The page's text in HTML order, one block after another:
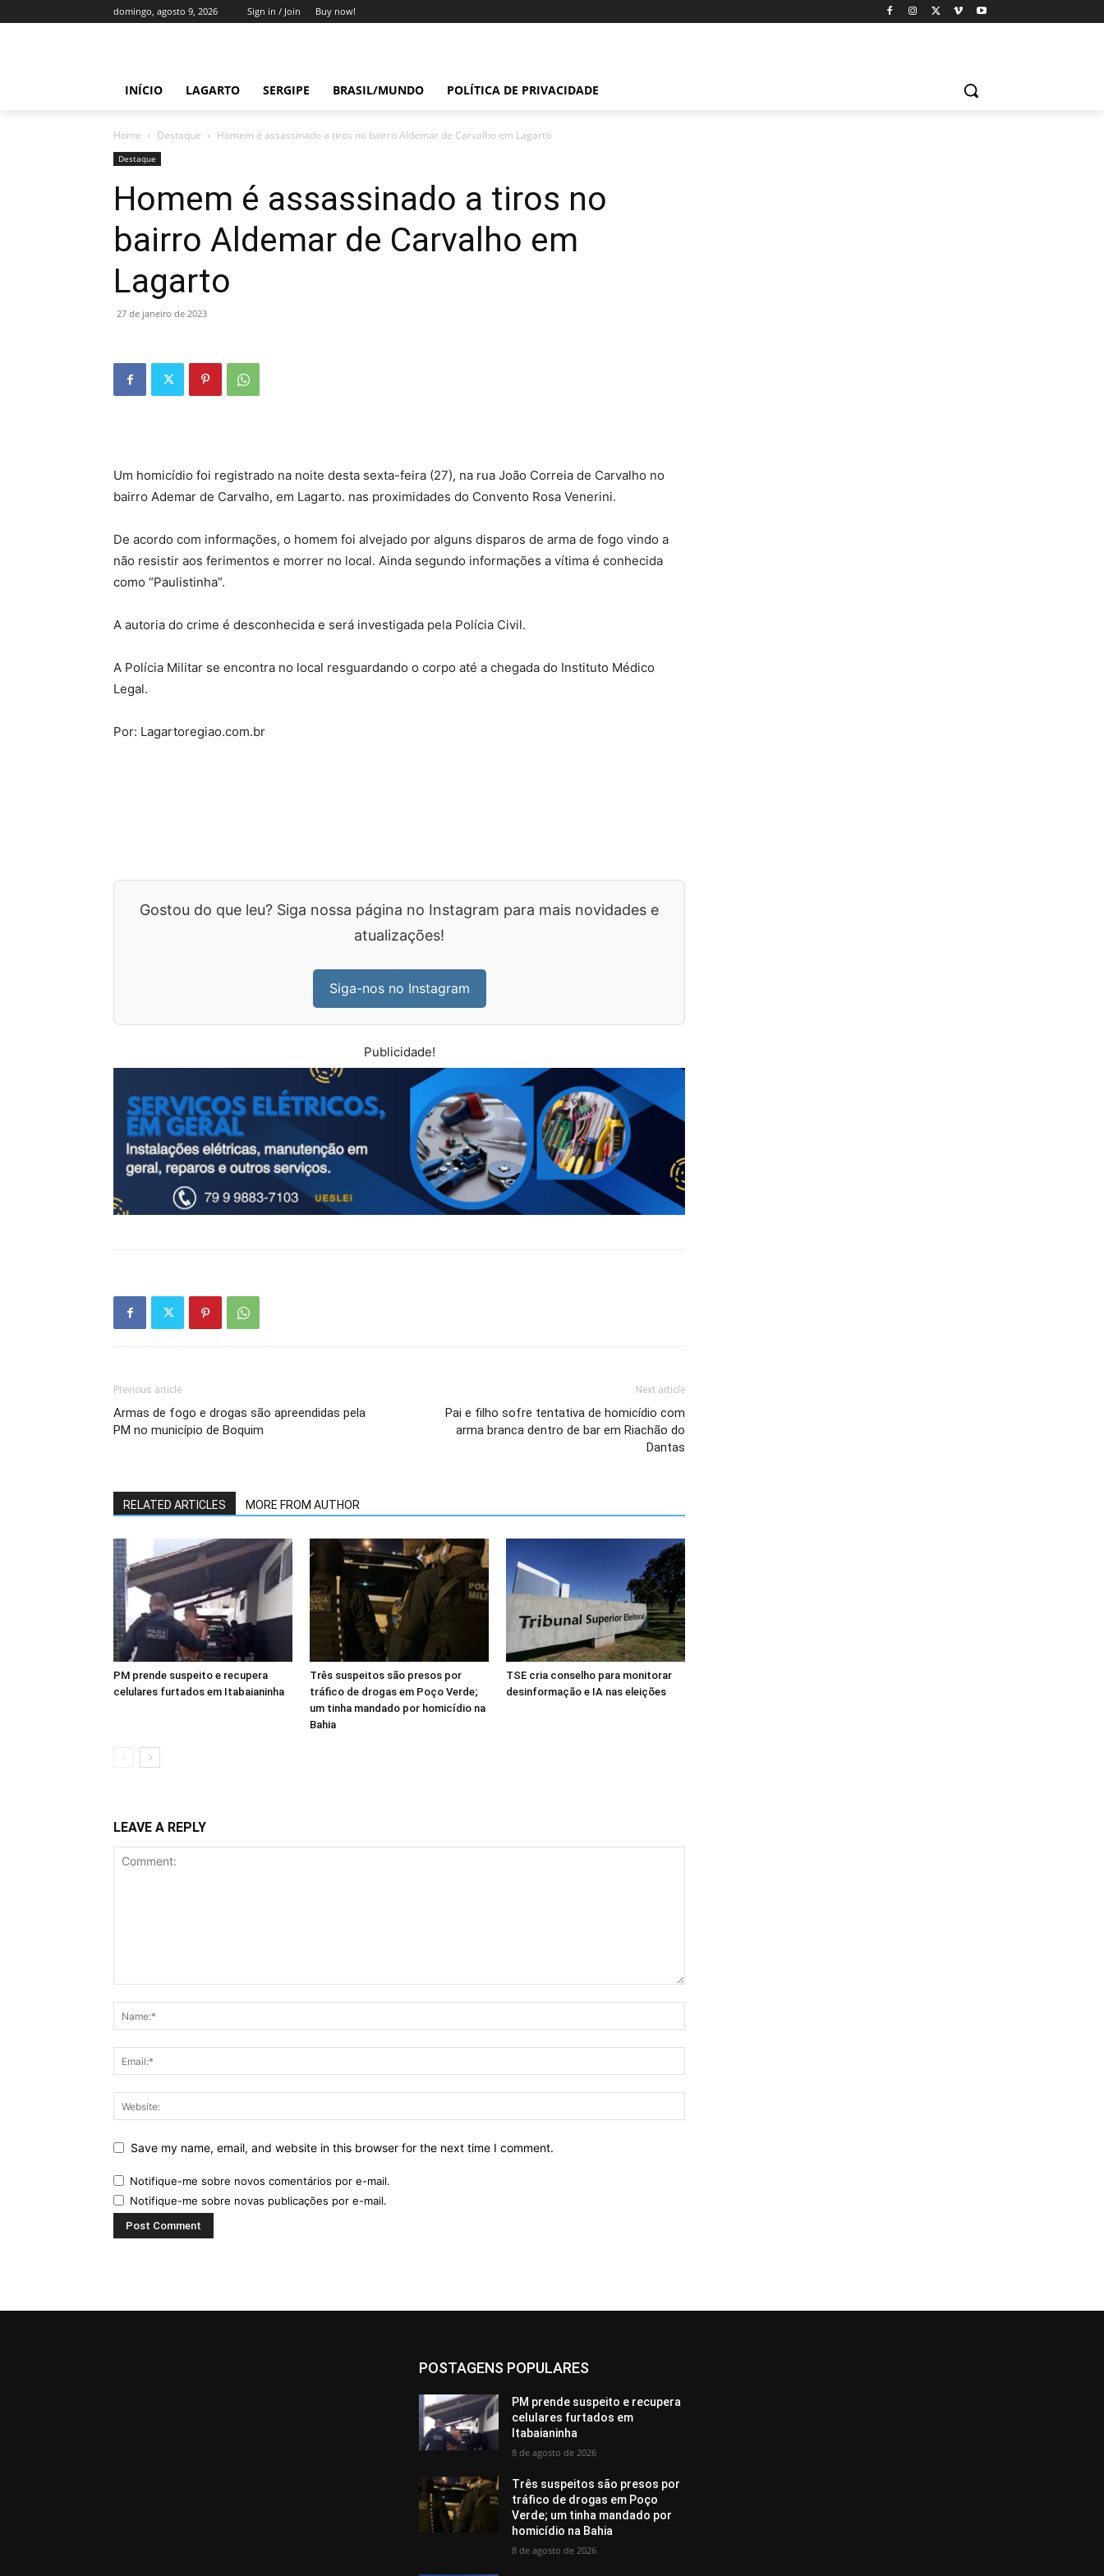
domingo, agosto 9, 2026 Sign in / Join Buy now!
INÍCIO LAGARTO SERGIPE BRASIL/MUNDO POLÍTICA DE PRIVACIDADE
Home Destaque Homem é assassinado a tiros no bairro Aldemar de Carvalho em Lagarto
Destaque
Homem é assassinado a tiros no
bairro Aldemar de Carvalho em
Lagarto
27 de janeiro de 2023
Um homicídio foi registrado na noite desta sexta-feira (27), na rua João Correia de Carvalho no
bairro Ademar de Carvalho, em Lagarto. nas proximidades do Convento Rosa Venerini.
De acordo com informações, o homem foi alvejado por alguns disparos de arma de fogo vindo a
não resistir aos ferimentos e morrer no local. Ainda segundo informações a vítima é conhecida
como “Paulistinha”.
A autoria do crime é desconhecida e será investigada pela Polícia Civil.
A Polícia Militar se encontra no local resguardando o corpo até a chegada do Instituto Médico
Legal.
Por: Lagartoregiao.com.br
Gostou do que leu? Siga nossa página no Instagram para mais novidades e
atualizações!
Siga-nos no Instagram
Publicidade!
Previous article
Armas de fogo e drogas são apreendidas pela
PM no município de Boquim
Next article
Pai e filho sofre tentativa de homicídio com
arma branca dentro de bar em Riachão do
Dantas
RELATED ARTICLES MORE FROM AUTHOR
PM prende suspeito e recupera
celulares furtados em Itabaianinha
Três suspeitos são presos por
tráfico de drogas em Poço Verde;
um tinha mandado por homicídio na
Bahia
TSE cria conselho para monitorar
desinformação e IA nas eleições
LEAVE A REPLY
Save my name, email, and website in this browser for the next time I comment.
Notifique-me sobre novos comentários por e-mail.
Notifique-me sobre novas publicações por e-mail.
POSTAGENS POPULARES
PM prende suspeito e recupera
celulares furtados em
Itabaianinha
8 de agosto de 2026
Três suspeitos são presos por
tráfico de drogas em Poço
Verde; um tinha mandado por
homicídio na Bahia
8 de agosto de 2026